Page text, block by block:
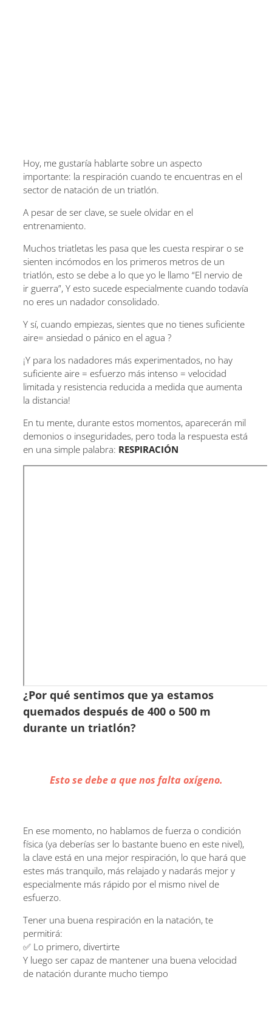
Hoy, me gustaría hablarte sobre un aspecto
importante: la respiración cuando te encuentras en el
sector de natación de un triatlón.
A pesar de ser clave, se suele olvidar en el
entrenamiento.
Muchos triatletas les pasa que les cuesta respirar o se
sienten incómodos en los primeros metros de un
triatlón, esto se debe a lo que yo le llamo “El nervio de
ir guerra”, Y esto sucede especialmente cuando todavía
no eres un nadador consolidado.
Y sí, cuando empiezas, sientes que no tienes suficiente
aire= ansiedad o pánico en el agua ?
¡Y para los nadadores más experimentados, no hay
suficiente aire = esfuerzo más intenso = velocidad
limitada y resistencia reducida a medida que aumenta
la distancia!
En tu mente, durante estos momentos, aparecerán mil
demonios o inseguridades, pero toda la respuesta está
en una simple palabra: RESPIRACIÓN
¿Por qué sentimos que ya estamos
quemados después de 400 o 500 m
durante un triatlón?
Esto se debe a que nos falta oxígeno.
En ese momento, no hablamos de fuerza o condición
física (ya deberías ser lo bastante bueno en este nivel),
la clave está en una mejor respiración, lo que hará que
estes más tranquilo, más relajado y nadarás mejor y
especialmente más rápido por el mismo nivel de
esfuerzo.
Tener una buena respiración en la natación, te
permitirá:
✅ Lo primero, divertirte
Y luego ser capaz de mantener una buena velocidad
de natación durante mucho tiempo